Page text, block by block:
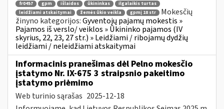
fr0457 gpm išlaidos ūkininkas
ilgalaikis turtas
leidžiami atskaitymai
žemės ūkio veikla gpmį 18 str
Mokesčių
žinyno kategorijos:Gyventojų pajamų mokestis »
Pajamos iš verslo/ veiklos » Ūkininko pajamos (IV
skyrius, 22, 23, 27 str.) » Leidžiami / ribojamų dydžių
leidžiami / neleidžiami atskaitymai
Informacinis pranešimas dėl Pelno mokesčio
įstatymo Nr. IX-675 3 straipsnio pakeitimo
įstatymo priėmimo
Web turinio sąrašas 2025-12-18